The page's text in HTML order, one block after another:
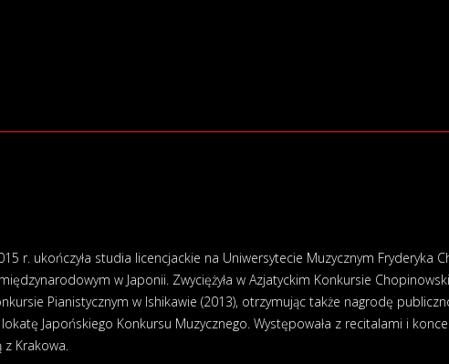
r. ukończyła studia licencjackie na Uniwersytecie Muzycznym Fryderyka
w Japonii. Zwyciężyła w Azjatyckim Konkursie
Pianistycznym w Ishikawie (2013), otrzymując także nagrodę
Japońskiego Konkursu Muzycznego. Występowała z recitalami i
z Krakowa.